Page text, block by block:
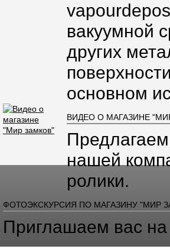
вакуумной
других
основном
ВИДЕО О МАГАЗИНЕ
нашей
ролики.
ФОТОЭКСКУРСИЯ ПО МАГАЗИНУ "МИР
Приглашаем вас